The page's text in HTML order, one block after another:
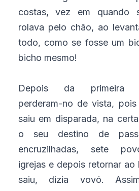
costas, vez em quando
rolava pelo chão, ao
todo, como se fosse um
bicho mesmo!
Depois da primeira
perderam-no de vista,
saiu em disparada, na
o seu destino de
encruzilhadas, sete
igrejas e depois retornar
saiu, dizia vovó.